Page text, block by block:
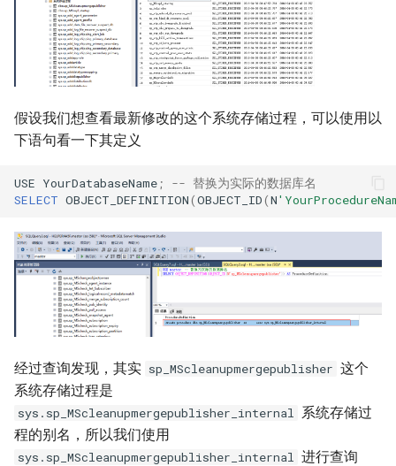
假设我们想查看最新修改的这个系统存储过程，可以使用以
下语句看一下其定义
USE YourDatabaseName;
-- 替换为实际的数据库名
SELECT OBJECT_DEFINITION(OBJECT_ID(N
经过查询发现，其实 sp_MScleanupmergepublisher 这个
系统存储过程是
sys.sp_MScleanupmergepublisher_internal 系统存储过
程的别名，所以我们使用
sys.sp_MScleanupmergepublisher_internal 进行查询